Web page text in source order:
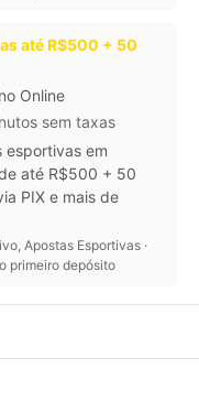
até R$500 + 50
Online
sem taxas
esportivas em
até R$500 + 50
PIX e mais de
Apostas Esportivas ·
primeiro depósito